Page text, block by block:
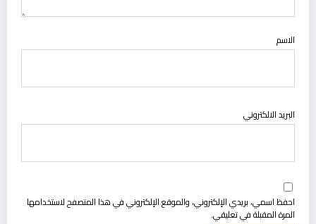
الاسم
البريد الالكتروني
احفظ اسمي، بريدي الإلكتروني، والموقع الإلكتروني في هذا المتصفح لاستخدامها
المرة المقبلة في تعليقي.